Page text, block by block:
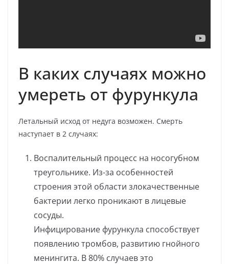
В каких случаях можно
умереть от фурункула
Летальный исход от недуга возможен. Смерть
наступает в 2 случаях:
Воспалительный процесс на носогубном
треугольнике. Из-за особенностей
строения этой области злокачественные
бактерии легко проникают в лицевые
сосуды.
Инфицирование фурункула способствует
появлению тромбов, развитию гнойного
менингита. В 80% случаев это